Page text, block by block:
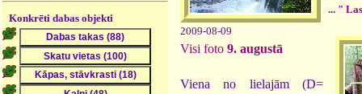
Konkrēti dabas objekti
2009-08-09
Visi foto 9. augustā
Viena no lielajām (D=
... "